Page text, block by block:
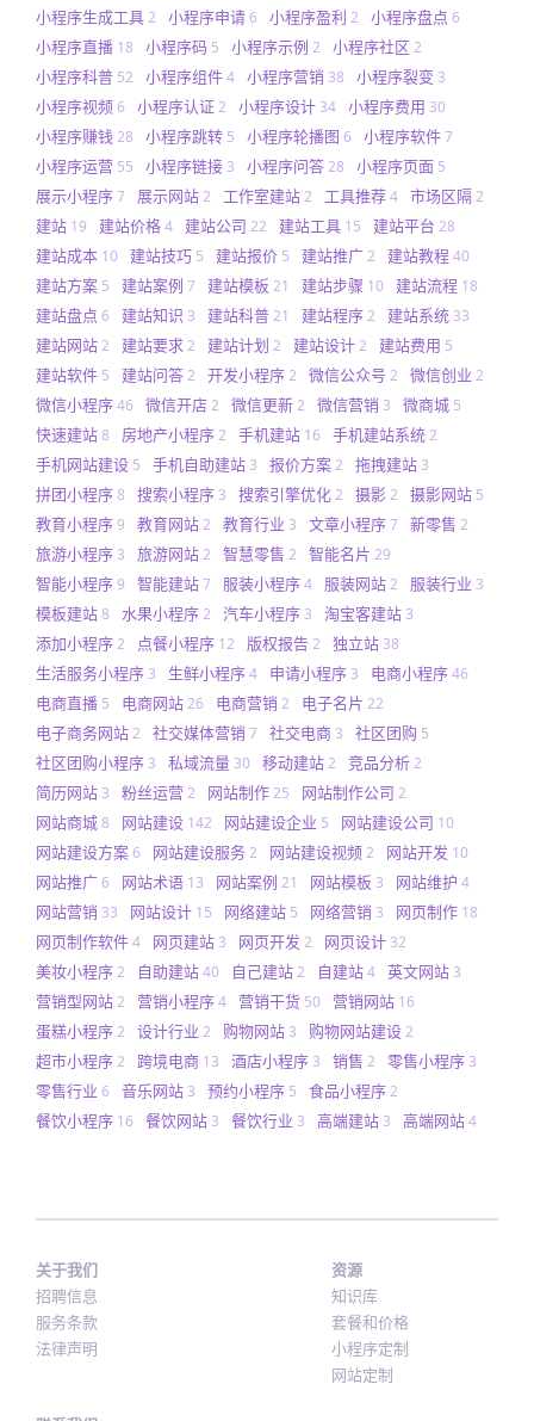
小程序生成工具2 小程序申请6 小程序盈利 2 小程序盘点 6
小程序直播 18 小程序码 5 小程序示例 2 小程序社区 2
小程序科普 52 小程序组件4 小程序营销 38 小程序裂变 3
小程序视频6 小程序认证2 小程序设计 34 小程序费用 30
小程序赚钱28 小程序跳转 5 小程序轮播图 6 小程序软件7
小程序运营 55 小程序链接 3 小程序问答28 小程序页面 5
展示小程序7 展示网站2 工作室建站2 工具推荐4 市场区隔2
建站 19 建站价格4 建站公司 22 建站工具 15 建站平台 28
建站成本 10 建站技巧 5 建站报价 5 建站推广2 建站教程40
建站方案 5 建站案例 7 建站模板 21 建站步骤 10 建站流程 18
建站盘点 6 建站知识 3 建站科普21 建站程序2 建站系统 33
建站网站2 建站要求2 建站计划 2 建站设计2 建站费用 5
建站软件 5 建站问答2 开发小程序2 微信公众号 2 微信创业 2
微信小程序46 微信开店2 微信更新2 微信营销 3 微商城 5
快速建站8 房地产小程序2 手机建站 16 手机建站系统2
手机网站建设 5 手机自助建站 3 报价方案2 拖拽建站 3
拼团小程序8 搜索小程序 3 搜索引擎优化2 摄影2 摄影网站 5
教育小程序9 教育网站2 教育行业 3 文章小程序7 新零售 2
旅游小程序 3 旅游网站2 智慧零售 2 智能名片 29
智能小程序9 智能建站7 服装小程序4 服装网站2 服装行业 3
模板建站8 水果小程序2 汽车小程序 3 淘宝客建站 3
添加小程序2 点餐小程序 12 版权报告2 独立站 38
生活服务小程序 3 生鲜小程序4 申请小程序 3 电商小程序46
电商直播 5 电商网站26 电商营销 2 电子名片 22
电子商务网站2 社交媒体营销 7 社交电商 3 社区团购 5
社区团购小程序 3 私域流量 30 移动建站2 竞品分析2
简历网站 3 粉丝运营2 网站制作25 网站制作公司 2
网站商城8 网站建设 142 网站建设企业 5 网站建设公司 10
网站建设方案6 网站建设服务2 网站建设视频2 网站开发 10
网站推广6 网站术语 13 网站案例 21 网站模板 3 网站维护 4
网站营销 33 网站设计 15 网络建站 5 网络营销 3 网页制作 18
网页制作软件4 网页建站 3 网页开发 2 网页设计 32
美妆小程序2 自助建站40 自己建站2 自建站4 英文网站 3
营销型网站2 营销小程序4 营销干货 50 营销网站 16
蛋糕小程序2 设计行业 2 购物网站 3 购物网站建设2
超市小程序2 跨境电商 13 酒店小程序 3 销售 2 零售小程序 3
零售行业 6 音乐网站 3 预约小程序 5 食品小程序2
餐饮小程序 16 餐饮网站 3 餐饮行业 3 高端建站 3 高端网站4
关于我们
招聘信息
服务条款
法律声明
资源
知识库
套餐和价格
小程序定制
网站定制